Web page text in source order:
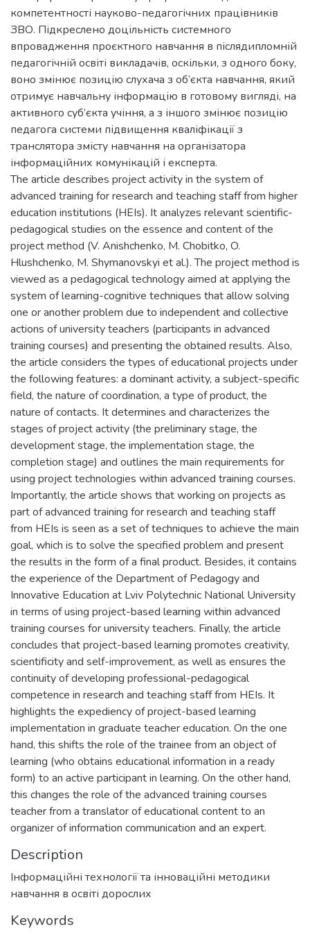
компетентності науково-педагогічних працівників
ЗВО. Підкреслено доцільність системного
впровадження проєктного навчання в післядипломній
педагогічній освіті викладачів, оскільки, з одного боку,
воно змінює позицію слухача з об’єкта навчання, який
отримує навчальну інформацію в готовому вигляді, на
активного суб’єкта учіння, а з іншого змінює позицію
педагога системи підвищення кваліфікації з
транслятора змісту навчання на організатора
інформаційних комунікацій і експерта.
The article describes project activity in the system of
advanced training for research and teaching staff from higher
education institutions (HEIs). It analyzes relevant scientific-
pedagogical studies on the essence and content of the
project method (V. Anishchenko, M. Chobitko, O.
Hlushchenko, M. Shymanovskyi et al.). The project method is
viewed as a pedagogical technology aimed at applying the
system of learning-cognitive techniques that allow solving
one or another problem due to independent and collective
actions of university teachers (participants in advanced
training courses) and presenting the obtained results. Also,
the article considers the types of educational projects under
the following features: a dominant activity, a subject-specific
field, the nature of coordination, a type of product, the
nature of contacts. It determines and characterizes the
stages of project activity (the preliminary stage, the
development stage, the implementation stage, the
completion stage) and outlines the main requirements for
using project technologies within advanced training courses.
Importantly, the article shows that working on projects as
part of advanced training for research and teaching staff
from HEIs is seen as a set of techniques to achieve the main
goal, which is to solve the specified problem and present
the results in the form of a final product. Besides, it contains
the experience of the Department of Pedagogy and
Innovative Education at Lviv Polytechnic National University
in terms of using project-based learning within advanced
training courses for university teachers. Finally, the article
concludes that project-based learning promotes creativity,
scientificity and self-improvement, as well as ensures the
continuity of developing professional-pedagogical
competence in research and teaching staff from HEIs. It
highlights the expediency of project-based learning
implementation in graduate teacher education. On the one
hand, this shifts the role of the trainee from an object of
learning (who obtains educational information in a ready
form) to an active participant in learning. On the other hand,
this changes the role of the advanced training courses
teacher from a translator of educational content to an
organizer of information communication and an expert.
Description
Інформаційні технології та інноваційні методики
навчання в освіті дорослих
Keywords